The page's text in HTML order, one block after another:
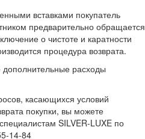
вставками покупатель
предварительно обращается
о чистоте и каратности
процедура возврата.
дополнительные расходы
касающихся условий
покупки, вы можете
SILVER-LUXE по
14-84